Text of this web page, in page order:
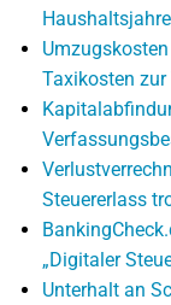
Taxikosten
Steuererlass
„Digitaler
Unterhalt an